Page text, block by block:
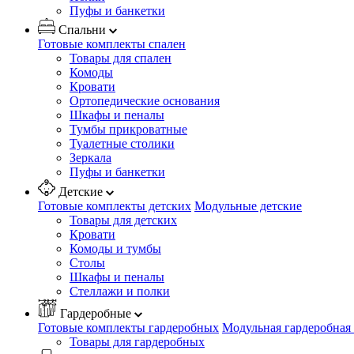
Пуфы и банкетки
Спальни
Готовые комплекты спален
Товары для спален
Комоды
Кровати
Ортопедические основания
Шкафы и пеналы
Тумбы прикроватные
Туалетные столики
Зеркала
Пуфы и банкетки
Детские
Готовые комплекты детских Модульные детские
Товары для детских
Кровати
Комоды и тумбы
Столы
Шкафы и пеналы
Стеллажи и полки
Гардеробные
Готовые комплекты гардеробных Модульная
Товары для гардеробных